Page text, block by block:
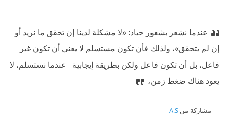
عندما نشعر بشعور حياد: «لا مشكلة لدينا إن تحقق ما نريد أو
إن لم يتحقق»، ولذلك فأن تكون مستسلم لا يعني أن تكون غير
فاعل، بل أن تكون فاعل ولكن بطريقة إيجابية ‏ ‫ ‏عندما نستسلم، لا
يعود هناك ضغط زمن،
مشاركة من A.S